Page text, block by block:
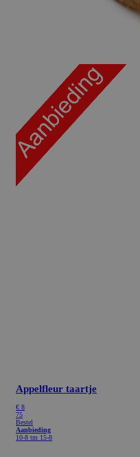
Appelfleur taartje
€ 8
75
Bestel
Aanbieding
10-8 tm 15-8